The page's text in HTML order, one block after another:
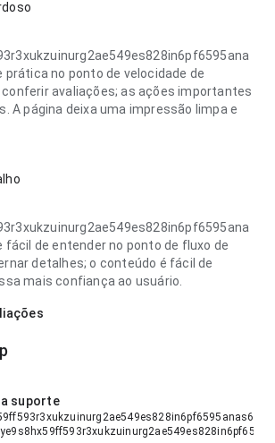
no ponto de velocidade de
avaliações; as ações importantes
A página deixa uma impressão limpa e
de entender no ponto de fluxo de
detalhes; o conteúdo é fácil de
mais confiança ao usuário.
suporte